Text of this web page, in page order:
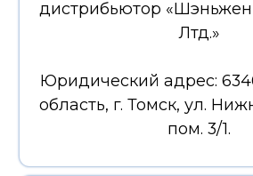
Продвижение и
от Евдокименко
© ООО "СибМК" Все права
информации сайта без
владельца запрещены и
по закону.